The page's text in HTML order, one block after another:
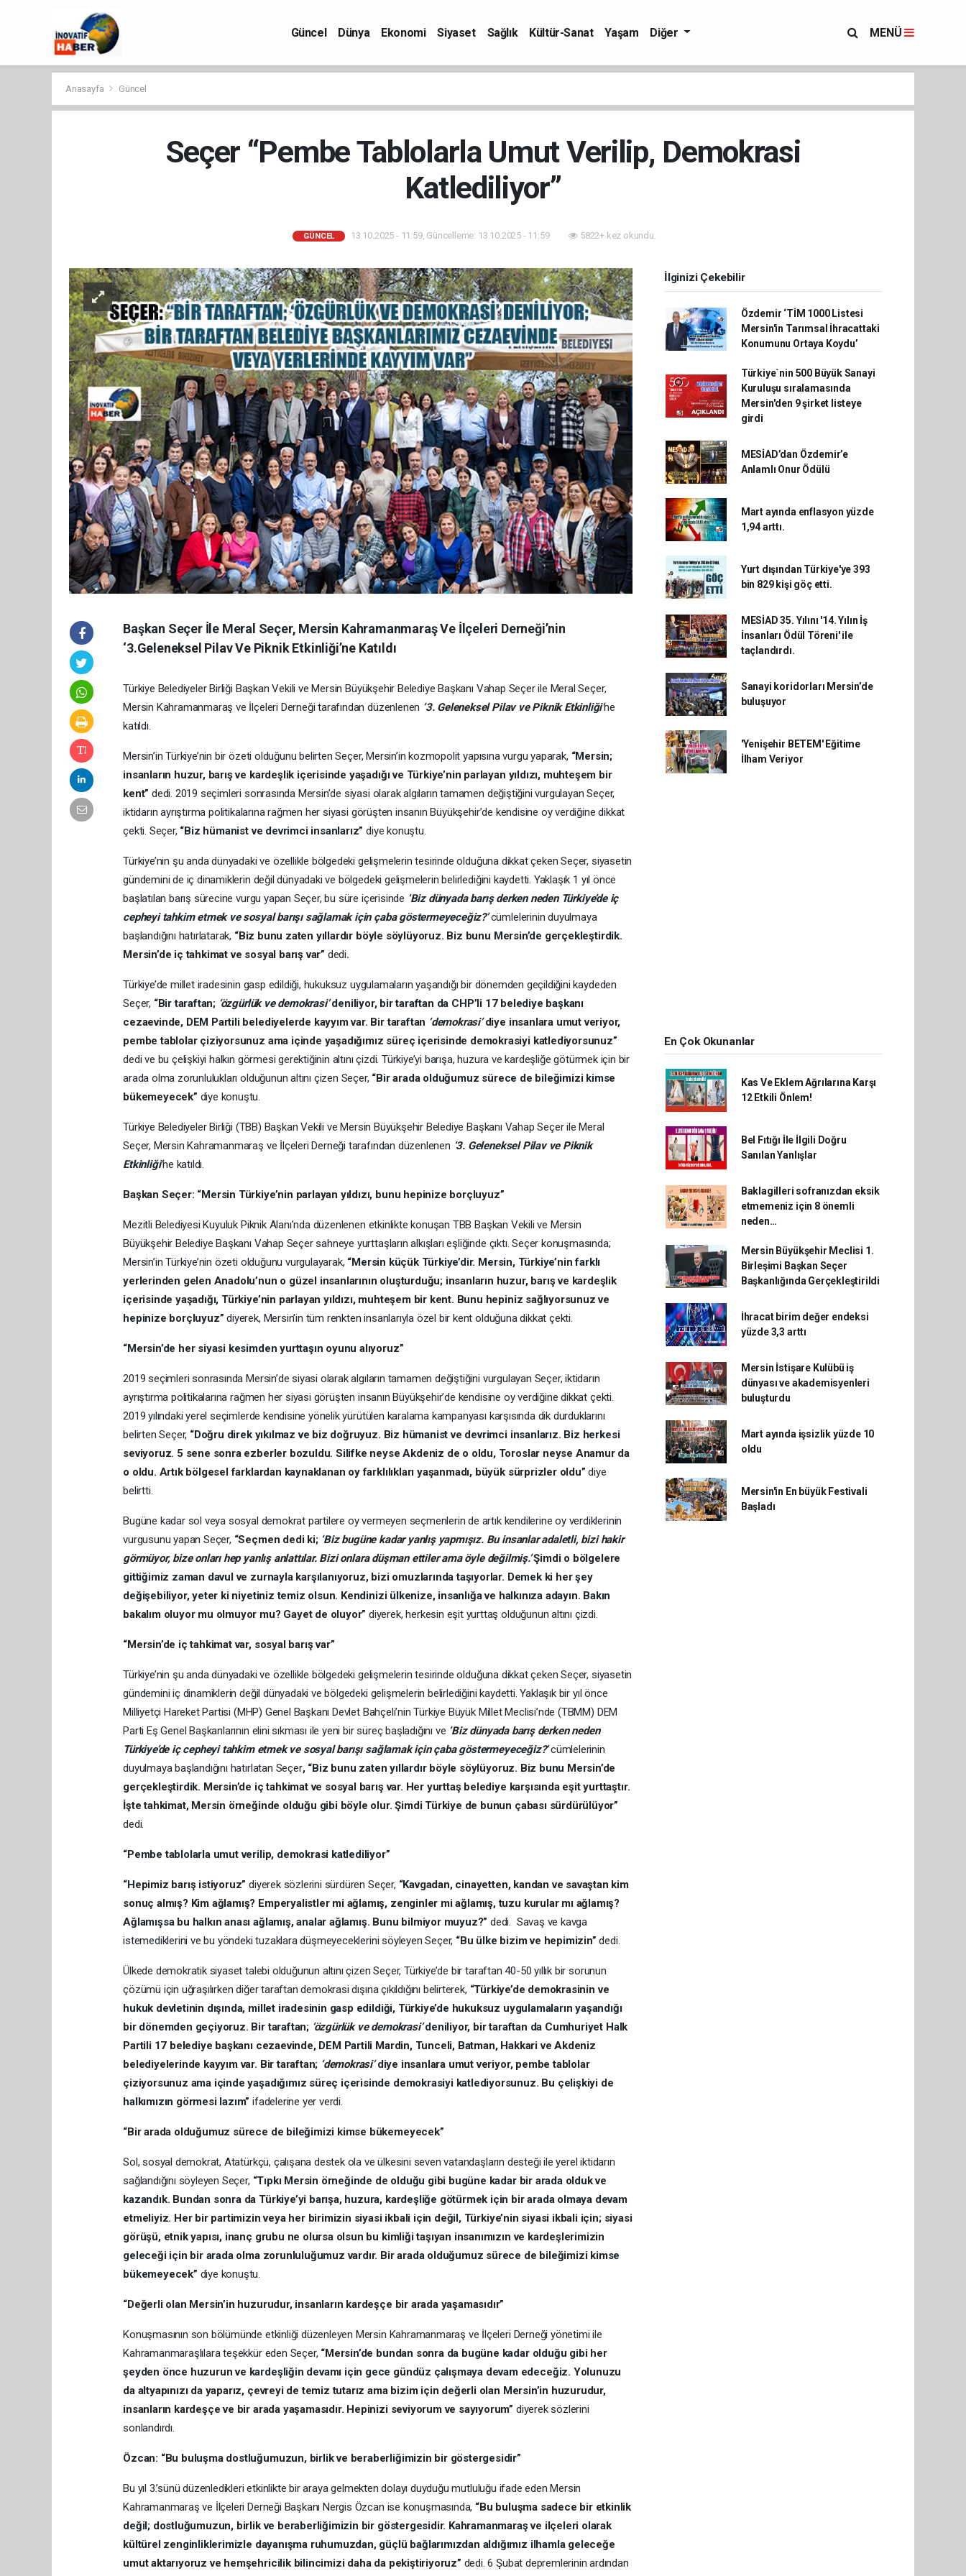
Güncel Dünya Ekonomi Siyaset Sağlık Kültür-Sanat Yaşam Diğer MENÜ
Anasayfa Güncel
Seçer “Pembe Tablolarla Umut Verilip, Demokrasi
Katlediliyor”
GÜNCEL 13.10.2025 - 11:59, Güncelleme: 13.10.2025 - 11:59 5822+ kez okundu.
Başkan Seçer İle Meral Seçer, Mersin Kahramanmaraş Ve İlçeleri Derneği’nin
‘3.Geleneksel Pilav Ve Piknik Etkinliği’ne Katıldı
Türkiye Belediyeler Birliği Başkan Vekili ve Mersin Büyükşehir Belediye Başkanı Vahap Seçer ile Meral Seçer,
Mersin Kahramanmaraş ve İlçeleri Derneği tarafından düzenlenen ‘3. Geleneksel Pilav ve Piknik Etkinliği’ne
katıldı.
Mersin’in Türkiye’nin bir özeti olduğunu belirten Seçer, Mersin’in kozmopolit yapısına vurgu yaparak, “Mersin;
insanların huzur, barış ve kardeşlik içerisinde yaşadığı ve Türkiye’nin parlayan yıldızı, muhteşem bir
kent” dedi. 2019 seçimleri sonrasında Mersin’de siyasi olarak algıların tamamen değiştiğini vurgulayan Seçer,
iktidarın ayrıştırma politikalarına rağmen her siyasi görüşten insanın Büyükşehir’de kendisine oy verdiğine dikkat
çekti. Seçer, “Biz hümanist ve devrimci insanlarız”diye konuştu.
Türkiye’nin şu anda dünyadaki ve özellikle bölgedeki gelişmelerin tesirinde olduğuna dikkat çeken Seçer, siyasetin
gündemini de iç dinamiklerin değil dünyadaki ve bölgedeki gelişmelerin belirlediğini kaydetti. Yaklaşık 1 yıl önce
başlatılan barış sürecine vurgu yapan Seçer, bu süre içerisinde ‘Biz dünyada barış derken neden Türkiye’de iç
cepheyi tahkim etmek ve sosyal barışı sağlamak için çaba göstermeyeceğiz?’cümlelerinin duyulmaya
başlandığını hatırlatarak, “Biz bunu zaten yıllardır böyle söylüyoruz. Biz bunu Mersin’de gerçekleştirdik.
Mersin’de iç tahkimat ve sosyal barış var” dedi.
Türkiye’de millet iradesinin gasp edildiği, hukuksuz uygulamaların yaşandığı bir dönemden geçildiğini kaydeden
Seçer, “Bir taraftan; ‘özgürlük ve demokrasi’deniliyor, bir taraftan da CHP’li 17 belediye başkanı
cezaevinde, DEM Partili belediyelerde kayyım var. Bir taraftan ‘demokrasi’diye insanlara umut veriyor,
pembe tablolar çiziyorsunuz ama içinde yaşadığımız süreç içerisinde demokrasiyi katlediyorsunuz”
dedi ve bu çelişkiyi halkın görmesi gerektiğinin altını çizdi. Türkiye’yi barışa, huzura ve kardeşliğe götürmek için bir
arada olma zorunlulukları olduğunun altını çizen Seçer, “Bir arada olduğumuz sürece de bileğimizi kimse
bükemeyecek” diye konuştu.
Türkiye Belediyeler Birliği (TBB) Başkan Vekili ve Mersin Büyükşehir Belediye Başkanı Vahap Seçer ile Meral
Seçer, Mersin Kahramanmaraş ve İlçeleri Derneği tarafından düzenlenen ‘3. Geleneksel Pilav ve Piknik
Etkinliği’ne katıldı.
Başkan Seçer: “Mersin Türkiye’nin parlayan yıldızı, bunu hepinize borçluyuz”
Mezitli Belediyesi Kuyuluk Piknik Alanı’nda düzenlenen etkinlikte konuşan TBB Başkan Vekili ve Mersin
Büyükşehir Belediye Başkanı Vahap Seçer sahneye yurttaşların alkışları eşliğinde çıktı. Seçer konuşmasında;
Mersin’in Türkiye’nin özeti olduğunu vurgulayarak, “Mersin küçük Türkiye’dir. Mersin, Türkiye’nin farklı
yerlerinden gelen Anadolu’nun o güzel insanlarının oluşturduğu; insanların huzur, barış ve kardeşlik
içerisinde yaşadığı, Türkiye’nin parlayan yıldızı, muhteşem bir kent. Bunu hepiniz sağlıyorsunuz ve
hepinize borçluyuz” diyerek, Mersin’in tüm renkten insanlarıyla özel bir kent olduğuna dikkat çekti.
“Mersin’de her siyasi kesimden yurttaşın oyunu alıyoruz”
2019 seçimleri sonrasında Mersin’de siyasi olarak algıların tamamen değiştiğini vurgulayan Seçer, iktidarın
ayrıştırma politikalarına rağmen her siyasi görüşten insanın Büyükşehir’de kendisine oy verdiğine dikkat çekti.
2019 yılındaki yerel seçimlerde kendisine yönelik yürütülen karalama kampanyası karşısında dik durduklarını
belirten Seçer, “Doğru direk yıkılmaz ve biz doğruyuz. Biz hümanist ve devrimci insanlarız. Biz herkesi
seviyoruz. 5 sene sonra ezberler bozuldu. Silifke neyse Akdeniz de o oldu, Toroslar neyse Anamur da
o oldu. Artık bölgesel farklardan kaynaklanan oy farklılıkları yaşanmadı, büyük sürprizler oldu”diye
belirtti.
Bugüne kadar sol veya sosyal demokrat partilere oy vermeyen seçmenlerin de artık kendilerine oy verdiklerinin
vurgusunu yapan Seçer, “Seçmen dedi ki; ‘Biz bugüne kadar yanlış yapmışız. Bu insanlar adaletli, bizi hakir
görmüyor, bize onları hep yanlış anlattılar. Bizi onlara düşman ettiler ama öyle değilmiş.’Şimdi o bölgelere
gittiğimiz zaman davul ve zurnayla karşılanıyoruz, bizi omuzlarında taşıyorlar. Demek ki her şey
değişebiliyor, yeter ki niyetiniz temiz olsun. Kendinizi ülkenize, insanlığa ve halkınıza adayın. Bakın
bakalım oluyor mu olmuyor mu? Gayet de oluyor” diyerek, herkesin eşit yurttaş olduğunun altını çizdi.
“Mersin’de iç tahkimat var, sosyal barış var”
Türkiye’nin şu anda dünyadaki ve özellikle bölgedeki gelişmelerin tesirinde olduğuna dikkat çeken Seçer, siyasetin
gündemini iç dinamiklerin değil dünyadaki ve bölgedeki gelişmelerin belirlediğini kaydetti. Yaklaşık bir yıl önce
Milliyetçi Hareket Partisi (MHP) Genel Başkanı Devlet Bahçeli’nin Türkiye Büyük Millet Meclisi’nde (TBMM) DEM
Parti Eş Genel Başkanlarının elini sıkması ile yeni bir süreç başladığını ve ‘Biz dünyada barış derken neden
Türkiye’de iç cepheyi tahkim etmek ve sosyal barışı sağlamak için çaba göstermeyeceğiz?’cümlelerinin
duyulmaya başlandığını hatırlatan Seçer, “Biz bunu zaten yıllardır böyle söylüyoruz. Biz bunu Mersin’de
gerçekleştirdik. Mersin’de iç tahkimat ve sosyal barış var. Her yurttaş belediye karşısında eşit yurttaştır.
İşte tahkimat, Mersin örneğinde olduğu gibi böyle olur. Şimdi Türkiye de bunun çabası sürdürülüyor”
dedi.
“Pembe tablolarla umut verilip, demokrasi katlediliyor”
“Hepimiz barış istiyoruz” diyerek sözlerini sürdüren Seçer, “Kavgadan, cinayetten, kandan ve savaştan kim
sonuç almış? Kim ağlamış? Emperyalistler mi ağlamış, zenginler mi ağlamış, tuzu kurular mı ağlamış?
Ağlamışsa bu halkın anası ağlamış, analar ağlamış. Bunu bilmiyor muyuz?” dedi. Savaş ve kavga
istemediklerini ve bu yöndeki tuzaklara düşmeyeceklerini söyleyen Seçer, “Bu ülke bizim ve hepimizin” dedi.
Ülkede demokratik siyaset talebi olduğunun altını çizen Seçer, Türkiye’de bir taraftan 40-50 yıllık bir sorunun
çözümü için uğraşılırken diğer taraftan demokrasi dışına çıkıldığını belirterek, “Türkiye’de demokrasinin ve
hukuk devletinin dışında, millet iradesinin gasp edildiği, Türkiye’de hukuksuz uygulamaların yaşandığı
bir dönemden geçiyoruz. Bir taraftan; ‘özgürlük ve demokrasi’deniliyor, bir taraftan da Cumhuriyet Halk
Partili 17 belediye başkanı cezaevinde, DEM Partili Mardin, Tunceli, Batman, Hakkari ve Akdeniz
belediyelerinde kayyım var. Bir taraftan; ‘demokrasi’diye insanlara umut veriyor, pembe tablolar
çiziyorsunuz ama içinde yaşadığımız süreç içerisinde demokrasiyi katlediyorsunuz. Bu çelişkiyi de
halkımızın görmesi lazım” ifadelerine yer verdi.
“Bir arada olduğumuz sürece de bileğimizi kimse bükemeyecek”
Sol, sosyal demokrat, Atatürkçü, çalışana destek ola ve ülkesini seven vatandaşların desteği ile yerel iktidarın
sağlandığını söyleyen Seçer, “Tıpkı Mersin örneğinde de olduğu gibi bugüne kadar bir arada olduk ve
kazandık. Bundan sonra da Türkiye’yi barışa, huzura, kardeşliğe götürmek için bir arada olmaya devam
etmeliyiz. Her bir partimizin veya her birimizin siyasi ikbali için değil, Türkiye’nin siyasi ikbali için; siyasi
görüşü, etnik yapısı, inanç grubu ne olursa olsun bu kimliği taşıyan insanımızın ve kardeşlerimizin
geleceği için bir arada olma zorunluluğumuz vardır. Bir arada olduğumuz sürece de bileğimizi kimse
bükemeyecek” diye konuştu.
“Değerli olan Mersin’in huzurudur, insanların kardeşçe bir arada yaşamasıdır”
Konuşmasının son bölümünde etkinliği düzenleyen Mersin Kahramanmaraş ve İlçeleri Derneği yönetimi ile
Kahramanmaraşlılara teşekkür eden Seçer, “Mersin’de bundan sonra da bugüne kadar olduğu gibi her
şeyden önce huzurun ve kardeşliğin devamı için gece gündüz çalışmaya devam edeceğiz. Yolunuzu
da altyapınızı da yaparız, çevreyi de temiz tutarız ama bizim için değerli olan Mersin’in huzurudur,
insanların kardeşçe ve bir arada yaşamasıdır. Hepinizi seviyorum ve sayıyorum” diyerek sözlerini
sonlandırdı.
Özcan: “Bu buluşma dostluğumuzun, birlik ve beraberliğimizin bir göstergesidir”
Bu yıl 3.’sünü düzenledikleri etkinlikte bir araya gelmekten dolayı duyduğu mutluluğu ifade eden Mersin
Kahramanmaraş ve İlçeleri Derneği Başkanı Nergis Özcan ise konuşmasında, “Bu buluşma sadece bir etkinlik
değil; dostluğumuzun, birlik ve beraberliğimizin bir göstergesidir. Kahramanmaraş ve ilçeleri olarak
kültürel zenginliklerimizle dayanışma ruhumuzdan, güçlü bağlarımızdan aldığımız ilhamla geleceğe
umut aktarıyoruz ve hemşehricilik bilincimizi daha da pekiştiriyoruz” dedi. 6 Şubat depremlerinin ardından
İlginizi Çekebilir
Özdemir ‘TİM 1000 Listesi
Mersin'in Tarımsal İhracattaki
Konumunu Ortaya Koydu’
Türkiye`nin 500 Büyük Sanayi
Kuruluşu sıralamasında
Mersin'den 9 şirket listeye
girdi
MESİAD’dan Özdemir’e
Anlamlı Onur Ödülü
Mart ayında enflasyon yüzde
1,94 arttı.
Yurt dışından Türkiye'ye 393
bin 829 kişi göç etti.
MESİAD 35. Yılını '14. Yılın İş
İnsanları Ödül Töreni' ile
taçlandırdı.
Sanayi koridorları Mersin’de
buluşuyor
'Yenişehir BETEM' Eğitime
İlham Veriyor
En Çok Okunanlar
Kas Ve Eklem Ağrılarına Karşı
12 Etkili Önlem!
Bel Fıtığı İle İlgili Doğru
Sanılan Yanlışlar
Baklagilleri sofranızdan eksik
etmemeniz için 8 önemli
neden…
Mersin Büyükşehir Meclisi 1.
Birleşimi Başkan Seçer
Başkanlığında Gerçekleştirildi
İhracat birim değer endeksi
yüzde 3,3 arttı
Mersin İstişare Kulübü iş
dünyası ve akademisyenleri
buluşturdu
Mart ayında işsizlik yüzde 10
oldu
Mersin'in En büyük Festivali
Başladı